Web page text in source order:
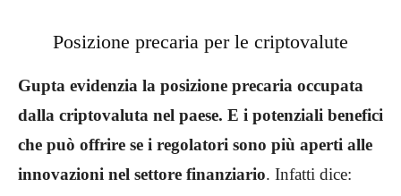
Posizione precaria per le criptovalute
Gupta evidenzia la posizione precaria occupata
dalla criptovaluta nel paese. E i potenziali benefici
che può offrire se i regolatori sono più aperti alle
innovazioni nel settore finanziario. Infatti dice: